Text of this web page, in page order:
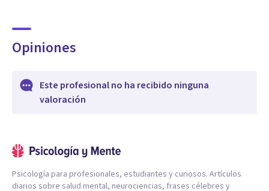
Opiniones
Este profesional no ha recibido ninguna
valoración
Psicología para profesionales, estudiantes y curiosos. Artículos
diarios sobre salud mental, neurociencias, frases célebres y